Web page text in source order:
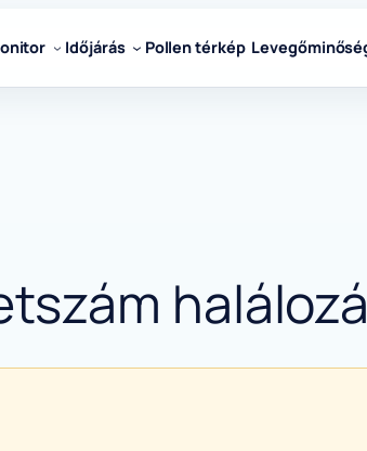
Időjárás Pollen térkép